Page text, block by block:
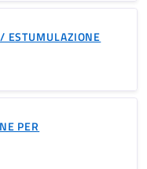
ESTUMULAZIONE
PER